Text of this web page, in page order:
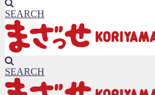
SEARCH
SEARCH